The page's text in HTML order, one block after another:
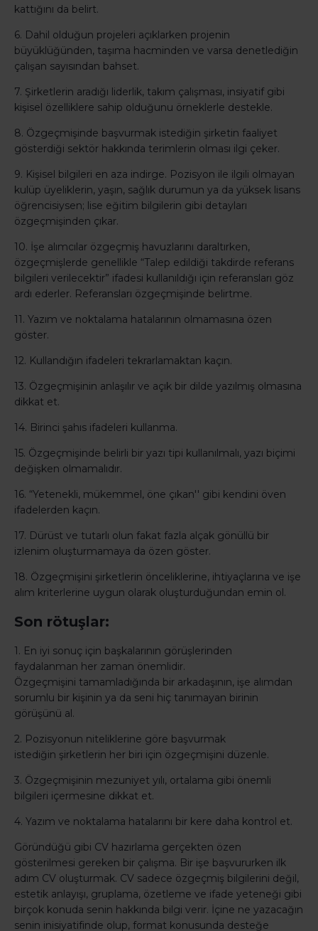
kattığını da belirt.
6. Dahil olduğun projeleri açıklarken projenin
büyüklüğünden, taşıma hacminden ve varsa denetlediğin
çalışan sayısından bahset.
7. Şirketlerin aradığı liderlik, takım çalışması, insiyatif gibi
kişisel özelliklere sahip olduğunu örneklerle destekle.
8. Özgeçmişinde başvurmak istediğin şirketin faaliyet
gösterdiği sektör hakkında terimlerin olması ilgi çeker.
9. Kişisel bilgileri en aza indirge. Pozisyon ile ilgili olmayan
kulüp üyeliklerin, yaşın, sağlık durumun ya da yüksek lisans
öğrencisiysen; lise eğitim bilgilerin gibi detayları
özgeçmişinden çıkar.
10. İşe alımcılar özgeçmiş havuzlarını daraltırken,
özgeçmişlerde genellikle “Talep edildiği takdirde referans
bilgileri verilecektir” ifadesi kullanıldığı için referansları göz
ardı ederler. Referansları özgeçmişinde belirtme.
11. Yazım ve noktalama hatalarının olmamasına özen
göster.
12. Kullandığın ifadeleri tekrarlamaktan kaçın.
13. Özgeçmişinin anlaşılır ve açık bir dilde yazılmış olmasına
dikkat et.
14. Birinci şahıs ifadeleri kullanma.
15. Özgeçmişinde belirli bir yazı tipi kullanılmalı, yazı biçimi
değişken olmamalıdır.
16. “Yetenekli, mükemmel, öne çıkan'' gibi kendini öven
ifadelerden kaçın.
17. Dürüst ve tutarlı olun fakat fazla alçak gönüllü bir
izlenim oluşturmamaya da özen göster.
18. Özgeçmişini şirketlerin önceliklerine, ihtiyaçlarına ve işe
alım kriterlerine uygun olarak oluşturduğundan emin ol.
Son rötuşlar:
1. En iyi sonuç için başkalarının görüşlerinden
faydalanman her zaman önemlidir.
Özgeçmişini tamamladığında bir arkadaşının, işe alımdan
sorumlu bir kişinin ya da seni hiç tanımayan birinin
görüşünü al.
2. Pozisyonun niteliklerine göre başvurmak
istediğin şirketlerin her biri için özgeçmişini düzenle.
3. Özgeçmişinin mezuniyet yılı, ortalama gibi önemli
bilgileri içermesine dikkat et.
4. Yazım ve noktalama hatalarını bir kere daha kontrol et.
Göründüğü gibi CV hazırlama gerçekten özen
gösterilmesi gereken bir çalışma. Bir işe başvururken ilk
adım CV oluşturmak. CV sadece özgeçmiş bilgilerini değil,
estetik anlayışı, gruplama, özetleme ve ifade yeteneği gibi
birçok konuda senin hakkında bilgi verir. İçine ne yazacağın
senin inisiyatifinde olup, format konusunda desteğe